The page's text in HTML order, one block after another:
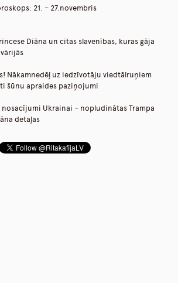
21. – 27.novembris
Diāna un citas slavenības, kuras gāja
Nākamnedēļ uz iedzīvotāju viedtālruņiem
šūnu apraides paziņojumi
Ukrainai – nopludinātas Trampa
detaļas